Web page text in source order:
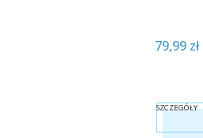
79,99 zł
SZCZEGÓŁY